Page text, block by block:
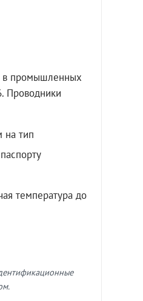
в промышленных
Проводники
на тип
температура до